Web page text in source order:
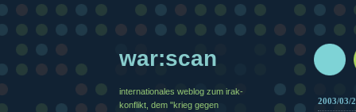
2003/03/
war:scan
internationales weblog zum irak-
konflikt, dem "krieg gegen